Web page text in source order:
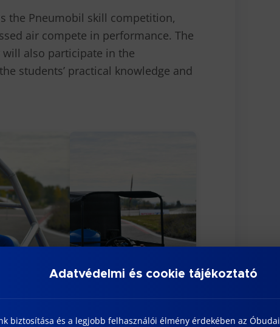
the Pneumobil skill competition,
air compete in performance. The
will also participate in the
students’ practical knowledge and
Adatvédelmi és cookie tájékoztató
biztosítása és a legjobb felhasználói élmény érdekében az Óbudai